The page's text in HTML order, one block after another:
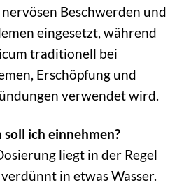
Beschwerden und
eingesetzt, während
traditionell bei
Erschöpfung und
verwendet wird.
ich einnehmen?
liegt in der Regel
in etwas Wasser.